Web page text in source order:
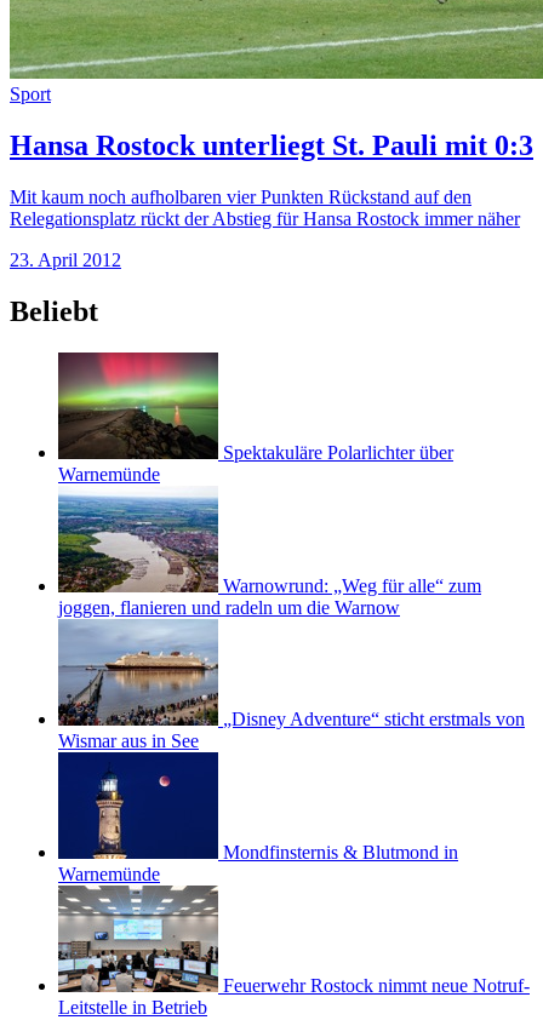
Sport
Hansa Rostock unterliegt St. Pauli mit 0:3
Mit kaum noch aufholbaren vier Punkten Rückstand auf den
Relegationsplatz rückt der Abstieg für Hansa Rostock immer näher
23. April 2012
Beliebt
Spektakuläre Polarlichter über
Warnemünde
Warnowrund: „Weg für alle“ zum
joggen, flanieren und radeln um die Warnow
„Disney Adventure“ sticht erstmals von
Wismar aus in See
Mondfinsternis & Blutmond in
Warnemünde
Feuerwehr Rostock nimmt neue Notruf-
Leitstelle in Betrieb